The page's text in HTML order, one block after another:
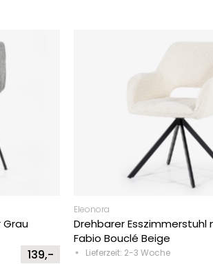
Grau
139,-
Eleonora
Drehbarer Esszimmerstuhl
Fabio Bouclé Beige
Lieferzeit: 2-3 Woche